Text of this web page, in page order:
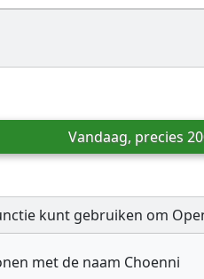
Vandaag, precies
kunt gebruiken om
met de naam Choenni